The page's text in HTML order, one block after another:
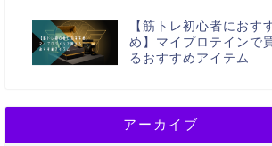
【筋トレ初心者におす
め】マイプロテインで
るおすすめアイテム
アーカイブ